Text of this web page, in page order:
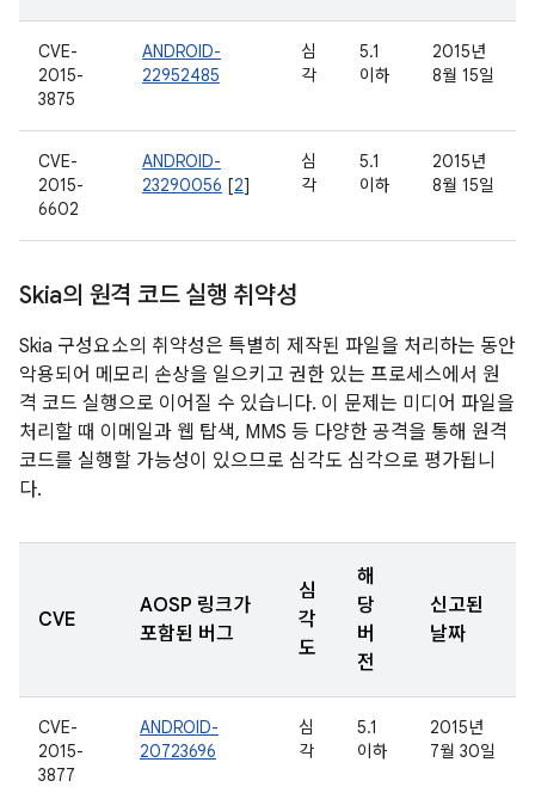
CVE-
2015-
3875
ANDROID-
22952485
심
각
5.1
이하
2015년
8월 15일
CVE-
2015-
6602
ANDROID-
23290056 [2]
심
각
5.1
이하
2015년
8월 15일
Skia의 원격 코드 실행 취약성
Skia 구성요소의 취약성은 특별히 제작된 파일을 처리하는 동안
악용되어 메모리 손상을 일으키고 권한 있는 프로세스에서 원
격 코드 실행으로 이어질 수 있습니다. 이 문제는 미디어 파일을
처리할 때 이메일과 웹 탑색, MMS 등 다양한 공격을 통해 원격
코드를 실행할 가능성이 있으므로 심각도 심각으로 평가됩니
다.
CVE
AOSP 링크가
포함된 버그
심
각
도
해
당
버
전
신고된
날짜
CVE-
2015-
3877
ANDROID-
20723696
심
각
5.1
이하
2015년
7월 30일